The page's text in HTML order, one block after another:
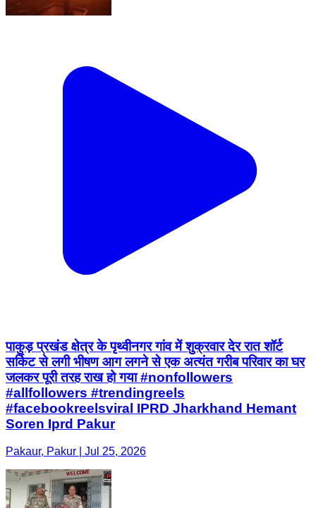
पाकुड़ प्रखंड क्षेत्र के पृथ्वीनगर गांव में शुक्रवार देर रात शॉर्ट
सर्किट से लगी भीषण आग लगने से एक अत्यंत गरीब परिवार का घर
जलकर पूरी तरह राख हो गया #nonfollowers
#allfollowers #trendingreels
#facebookreelsviral IPRD Jharkhand Hemant
Soren Iprd Pakur
Pakaur, Pakur | Jul 25, 2026